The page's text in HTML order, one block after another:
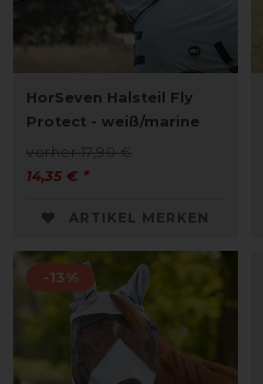
HorSeven Halsteil Fly
Protect - weiß/marine
vorher 17,90 €
14,35 € *
ARTIKEL MERKEN
-13%